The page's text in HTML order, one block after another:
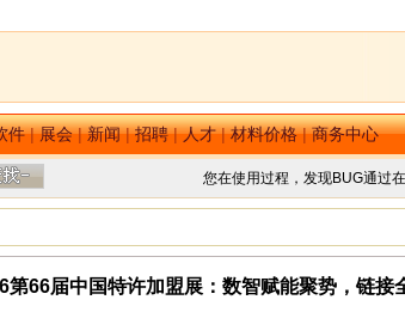
件|展会|新闻|招聘|人才|材料价格|商务中心
您在使用过程，发现BUG通过
第66届中国特许加盟展：数智赋能聚势，链接